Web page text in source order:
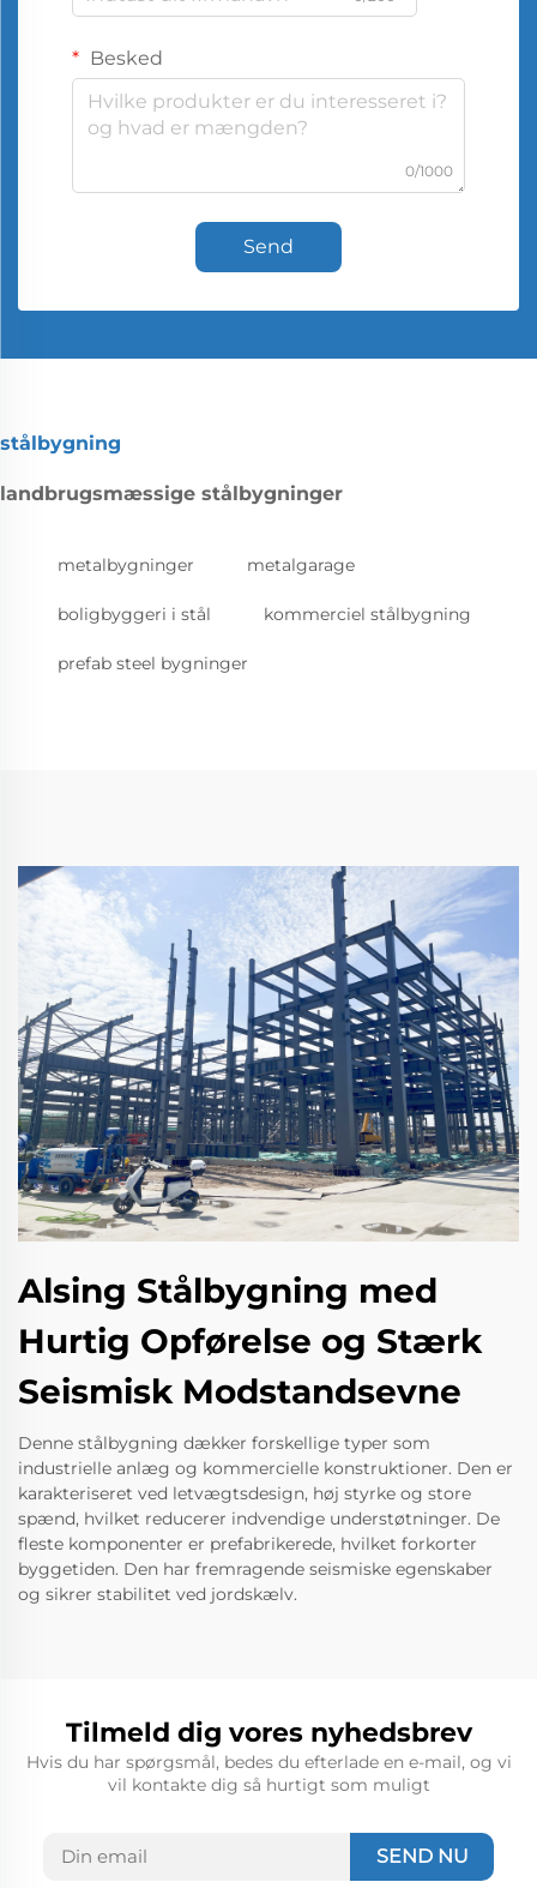
Besked
0/1000
Send
stålbygning
landbrugsmæssige stålbygninger
metalbygninger metalgarage
boligbyggeri i stål kommerciel stålbygning
prefab steel bygninger
Alsing Stålbygning med
Hurtig Opførelse og Stærk
Seismisk Modstandsevne
Denne stålbygning dækker forskellige typer som
industrielle anlæg og kommercielle konstruktioner. Den er
karakteriseret ved letvægtsdesign, høj styrke og store
spænd, hvilket reducerer indvendige understøtninger. De
fleste komponenter er prefabrikerede, hvilket forkorter
byggetiden. Den har fremragende seismiske egenskaber
og sikrer stabilitet ved jordskælv.
Tilmeld dig vores nyhedsbrev
Hvis du har spørgsmål, bedes du efterlade en e-mail, og vi
vil kontakte dig så hurtigt som muligt
SEND NU